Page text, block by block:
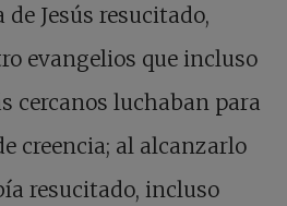
Jesús resucitado,
evangelios que incluso
cercanos luchaban para
creencia; al alcanzarlo
resucitado, incluso